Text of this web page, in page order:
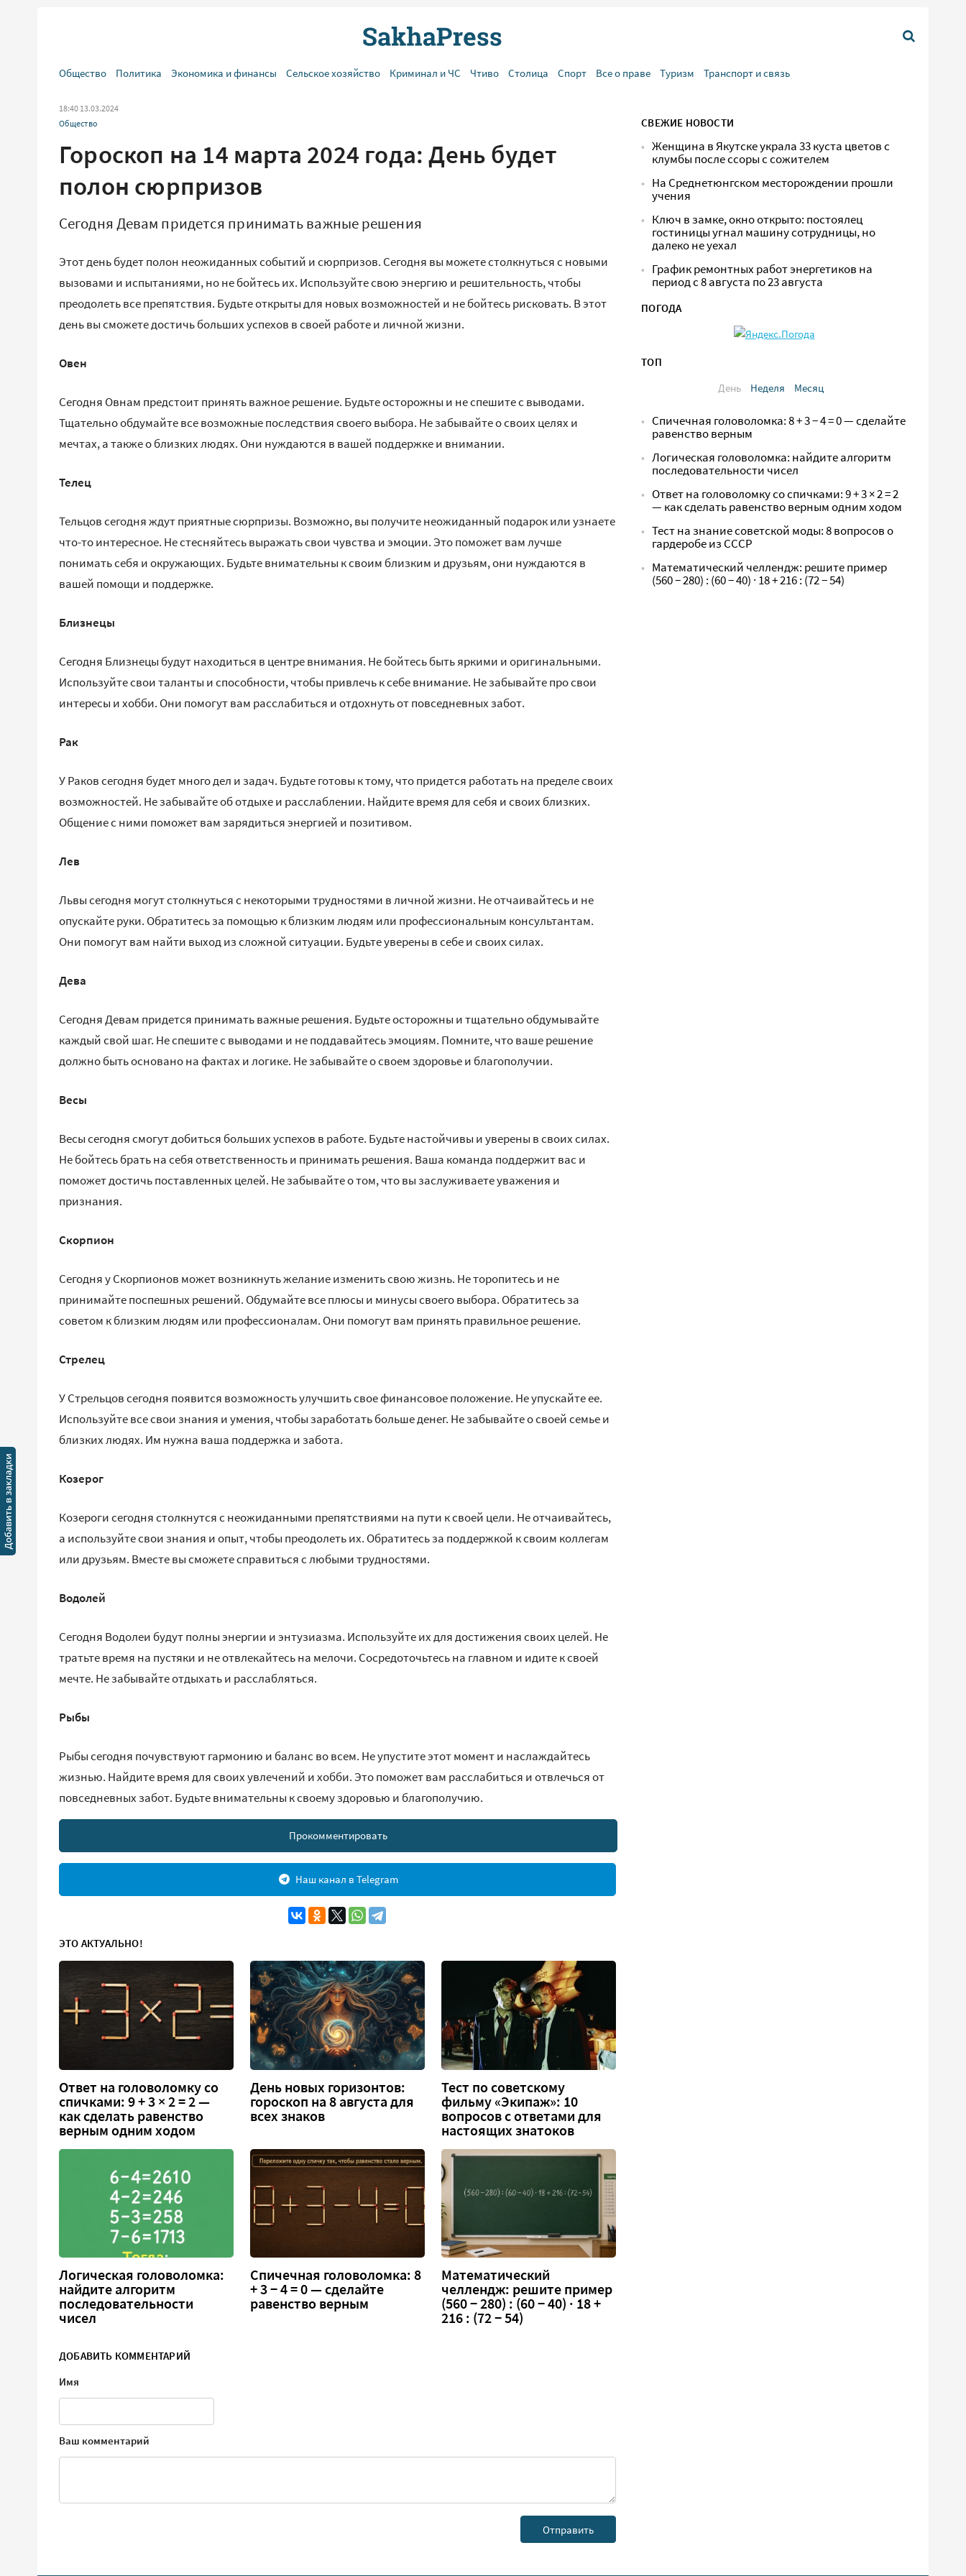
Общество Политика Экономика и финансы Сельское хозяйство Криминал и ЧС Чтиво Столица Спорт Все о праве Туризм Транспорт и связь
18:40 13.03.2024
Общество
Гороскоп на 14 марта 2024 года: День будет
полон сюрпризов
Сегодня Девам придется принимать важные решения
Этот день будет полон неожиданных событий и сюрпризов. Сегодня вы можете столкнуться с новыми
вызовами и испытаниями, но не бойтесь их. Используйте свою энергию и решительность, чтобы
преодолеть все препятствия. Будьте открыты для новых возможностей и не бойтесь рисковать. В этот
день вы сможете достичь больших успехов в своей работе и личной жизни.
Овен
Сегодня Овнам предстоит принять важное решение. Будьте осторожны и не спешите с выводами.
Тщательно обдумайте все возможные последствия своего выбора. Не забывайте о своих целях и
мечтах, а также о близких людях. Они нуждаются в вашей поддержке и внимании.
Телец
Тельцов сегодня ждут приятные сюрпризы. Возможно, вы получите неожиданный подарок или узнаете
что-то интересное. Не стесняйтесь выражать свои чувства и эмоции. Это поможет вам лучше
понимать себя и окружающих. Будьте внимательны к своим близким и друзьям, они нуждаются в
вашей помощи и поддержке.
Близнецы
Сегодня Близнецы будут находиться в центре внимания. Не бойтесь быть яркими и оригинальными.
Используйте свои таланты и способности, чтобы привлечь к себе внимание. Не забывайте про свои
интересы и хобби. Они помогут вам расслабиться и отдохнуть от повседневных забот.
Рак
У Раков сегодня будет много дел и задач. Будьте готовы к тому, что придется работать на пределе своих
возможностей. Не забывайте об отдыхе и расслаблении. Найдите время для себя и своих близких.
Общение с ними поможет вам зарядиться энергией и позитивом.
Лев
Львы сегодня могут столкнуться с некоторыми трудностями в личной жизни. Не отчаивайтесь и не
опускайте руки. Обратитесь за помощью к близким людям или профессиональным консультантам.
Они помогут вам найти выход из сложной ситуации. Будьте уверены в себе и своих силах.
Дева
Сегодня Девам придется принимать важные решения. Будьте осторожны и тщательно обдумывайте
каждый свой шаг. Не спешите с выводами и не поддавайтесь эмоциям. Помните, что ваше решение
должно быть основано на фактах и логике. Не забывайте о своем здоровье и благополучии.
Весы
Весы сегодня смогут добиться больших успехов в работе. Будьте настойчивы и уверены в своих силах.
Не бойтесь брать на себя ответственность и принимать решения. Ваша команда поддержит вас и
поможет достичь поставленных целей. Не забывайте о том, что вы заслуживаете уважения и
признания.
Скорпион
Сегодня у Скорпионов может возникнуть желание изменить свою жизнь. Не торопитесь и не
принимайте поспешных решений. Обдумайте все плюсы и минусы своего выбора. Обратитесь за
советом к близким людям или профессионалам. Они помогут вам принять правильное решение.
Стрелец
У Стрельцов сегодня появится возможность улучшить свое финансовое положение. Не упускайте ее.
Используйте все свои знания и умения, чтобы заработать больше денег. Не забывайте о своей семье и
близких людях. Им нужна ваша поддержка и забота.
Козерог
Козероги сегодня столкнутся с неожиданными препятствиями на пути к своей цели. Не отчаивайтесь,
а используйте свои знания и опыт, чтобы преодолеть их. Обратитесь за поддержкой к своим коллегам
или друзьям. Вместе вы сможете справиться с любыми трудностями.
Водолей
Сегодня Водолеи будут полны энергии и энтузиазма. Используйте их для достижения своих целей. Не
тратьте время на пустяки и не отвлекайтесь на мелочи. Сосредоточьтесь на главном и идите к своей
мечте. Не забывайте отдыхать и расслабляться.
Рыбы
Рыбы сегодня почувствуют гармонию и баланс во всем. Не упустите этот момент и наслаждайтесь
жизнью. Найдите время для своих увлечений и хобби. Это поможет вам расслабиться и отвлечься от
повседневных забот. Будьте внимательны к своему здоровью и благополучию.
Прокомментировать
Наш канал в Telegram
ЭТО АКТУАЛЬНО!
Ответ на головоломку со
спичками: 9 + 3 × 2 = 2 —
как сделать равенство
верным одним ходом
День новых горизонтов:
гороскоп на 8 августа для
всех знаков
Тест по советскому
фильму «Экипаж»: 10
вопросов с ответами для
настоящих знатоков
Логическая головоломка:
найдите алгоритм
последовательности
чисел
Спичечная головоломка: 8
+ 3 − 4 = 0 — сделайте
равенство верным
Математический
челлендж: решите пример
(560 − 280) : (60 − 40) · 18 +
216 : (72 − 54)
ДОБАВИТЬ КОММЕНТАРИЙ
Имя
Ваш комментарий
СВЕЖИЕ НОВОСТИ
Женщина в Якутске украла 33 куста цветов с
клумбы после ссоры с сожителем
На Среднетюнгском месторождении прошли
учения
Ключ в замке, окно открыто: постоялец
гостиницы угнал машину сотрудницы, но
далеко не уехал
График ремонтных работ энергетиков на
период с 8 августа по 23 августа
ПОГОДА
ТОП
День
Неделя Месяц
Спичечная головоломка: 8 + 3 − 4 = 0 — сделайте
равенство верным
Логическая головоломка: найдите алгоритм
последовательности чисел
Ответ на головоломку со спичками: 9 + 3 × 2 = 2
— как сделать равенство верным одним ходом
Тест на знание советской моды: 8 вопросов о
гардеробе из СССР
Математический челлендж: решите пример
(560 − 280) : (60 − 40) · 18 + 216 : (72 − 54)